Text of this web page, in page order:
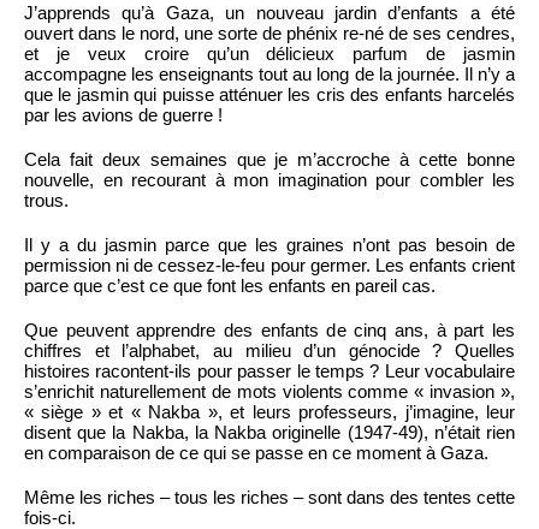
J’apprends qu’à Gaza, un nouveau jardin d’enfants a été
ouvert dans le nord, une sorte de phénix re-né de ses cendres,
et je veux croire qu’un délicieux parfum de jasmin
accompagne les enseignants tout au long de la journée. Il n’y a
que le jasmin qui puisse atténuer les cris des enfants harcelés
par les avions de guerre !
Cela fait deux semaines que je m’accroche à cette bonne
nouvelle, en recourant à mon imagination pour combler les
trous.
Il y a du jasmin parce que les graines n’ont pas besoin de
permission ni de cessez-le-feu pour germer. Les enfants crient
parce que c’est ce que font les enfants en pareil cas.
Que peuvent apprendre des enfants de cinq ans, à part les
chiffres et l’alphabet, au milieu d’un génocide ? Quelles
histoires racontent-ils pour passer le temps ? Leur vocabulaire
s’enrichit naturellement de mots violents comme « invasion »,
« siège » et « Nakba », et leurs professeurs, j’imagine, leur
disent que la Nakba, la Nakba originelle (1947-49), n’était rien
en comparaison de ce qui se passe en ce moment à Gaza.
Même les riches – tous les riches – sont dans des tentes cette
fois-ci.